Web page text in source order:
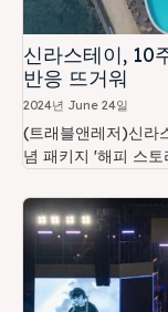
신라스테이, 10
반응 뜨거워
2024년 June 24일
(트래블앤레저)신라
념 패키지 '해피 스